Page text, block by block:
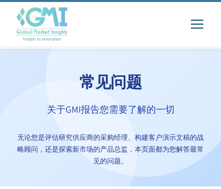
常见问题
关于GMI报告您需要了解的一切
无论您是评估研究供应商的采购经理、构建客户演示文稿的战
略顾问，还是探索新市场的产品总监，本页面都为您解答最常
见的问题。